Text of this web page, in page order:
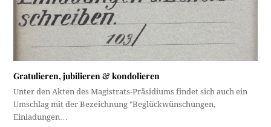
Gratulieren, jubilieren & kondolieren
Unter den Akten des Magistrats-Präsidiums findet sich auch ein
Umschlag mit der Bezeichnung "Beglückwünschungen,
Einladungen…